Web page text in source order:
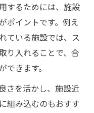
するためには、施設
ポイントです。例え
ている施設では、ス
り入れることで、合
きます。
さを活かし、施設近
組み込むのもおすす